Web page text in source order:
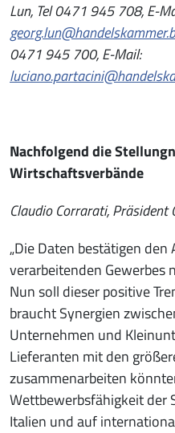
Lun, Tel 0471 945 708, E-
0471 945 700, E-Mail:
Nachfolgend die
Wirtschaftsverbände
Claudio Corrarati, Präsident
„Die Daten bestätigen
verarbeitenden Gewerbes
Nun soll dieser positive
braucht Synergien
Unternehmen und
Lieferanten mit den
zusammenarbeiten
Wettbewerbsfähigkeit der
Italien und auf